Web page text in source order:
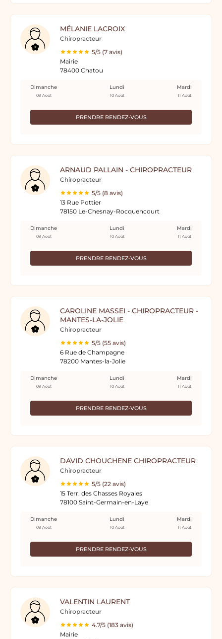
MÉLANIE LACROIX
Chiropracteur
5/5 (7 avis)
Mairie
78400 Chatou
PRENDRE RENDEZ-VOUS
Dimanche
09 Août
Lundi
10 Août
Mardi
11 Août
ARNAUD PALLAIN - CHIROPRACTEUR
Chiropracteur
5/5 (8 avis)
13 Rue Pottier
78150 Le-Chesnay-Rocquencourt
PRENDRE RENDEZ-VOUS
Dimanche
09 Août
Lundi
10 Août
Mardi
11 Août
CAROLINE MASSEI - CHIROPRACTEUR -
MANTES-LA-JOLIE
Chiropracteur
5/5 (55 avis)
6 Rue de Champagne
78200 Mantes-la-Jolie
PRENDRE RENDEZ-VOUS
Dimanche
09 Août
Lundi
10 Août
Mardi
11 Août
DAVID CHOUCHENE CHIROPRACTEUR
Chiropracteur
5/5 (22 avis)
15 Terr. des Chasses Royales
78100 Saint-Germain-en-Laye
PRENDRE RENDEZ-VOUS
Dimanche
09 Août
Lundi
10 Août
Mardi
11 Août
VALENTIN LAURENT
Chiropracteur
4.7/5 (183 avis)
Mairie